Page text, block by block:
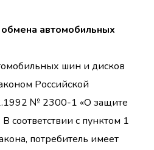
автомобильных
шин и дисков
Российской
№ 2300-1 «О защите
соответствии с пунктом 1
потребитель имеет